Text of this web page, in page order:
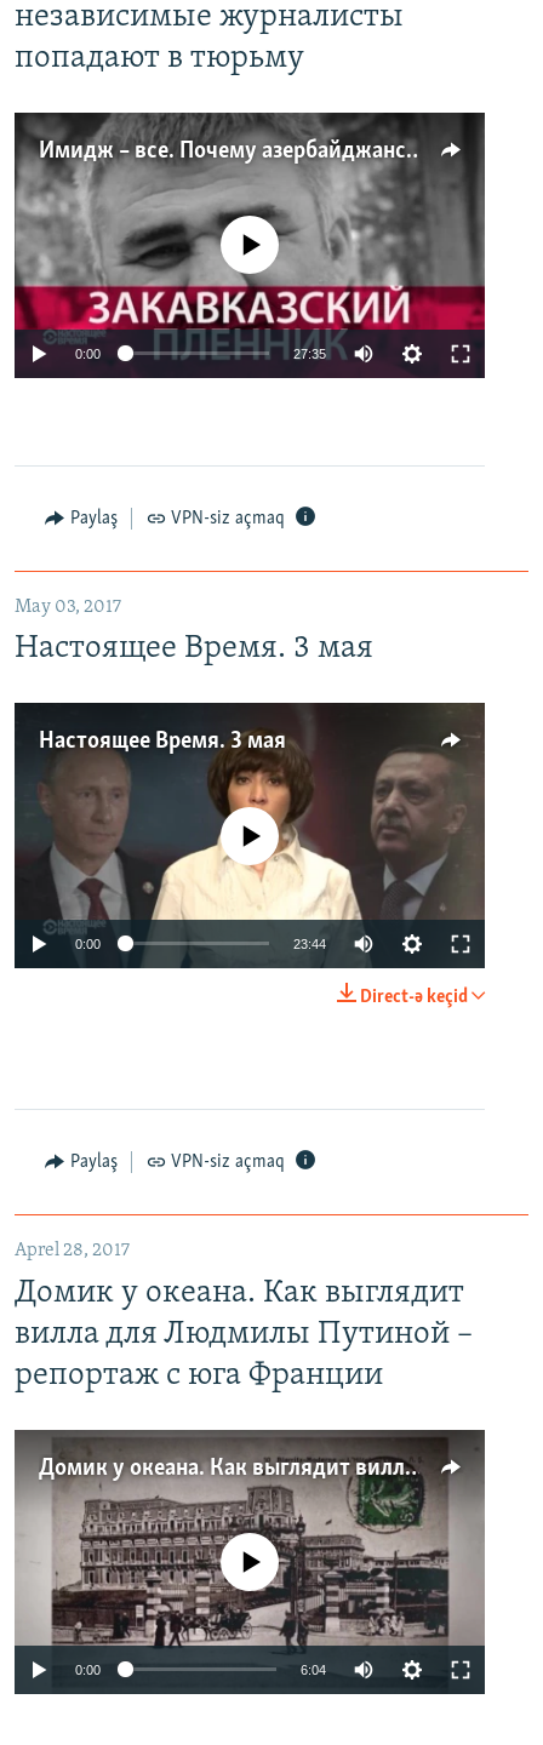
независимые журналисты
попадают в тюрьму
Имидж – все. Почему азербайджанские правозащитники и независимые журналисты попадают в тюрьму
No media source currently available
0:00 27:35
Paylaş VPN-siz açmaq
May 03, 2017
Настоящее Время. 3 мая
Настоящее Время. 3 мая
No media source currently available
0:00 23:44
Direct-ə keçid
Paylaş VPN-siz açmaq
Aprel 28, 2017
Домик у океана. Как выглядит
вилла для Людмилы Путиной –
репортаж с юга Франции
Домик у океана. Как выглядит вилла для Людмилы Путиной – репортаж с юга Франции
No media source currently available
0:00 6:04